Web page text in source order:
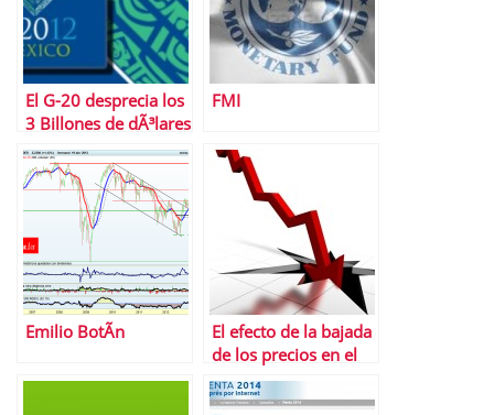
El G-20 desprecia los
3 Billones de dÃ³lares
que se pierden en
corrupciÃ³n cada
aÃ±o
FMI
Emilio BotÃ­n
El efecto de la bajada
de los precios en el
empobrecimiento de
la poblaciÃ³n